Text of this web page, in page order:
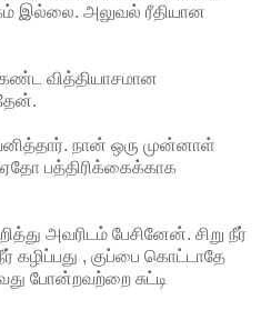
இல்லை. அலுவல் ரீதியான
வித்தியாசமான
நான் ஒரு முன்னாள்
பத்திரிக்கைக்காக
அவரிடம் பேசினேன். சிறு நீர்
கழிப்பது , குப்பை கொட்டாதே
போன்றவற்றை சுட்டி